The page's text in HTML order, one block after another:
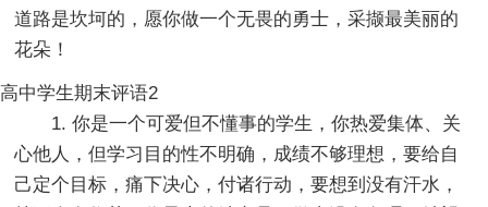
道路是坎坷的，愿你做一个无畏的勇士，采撷最美丽的
花朵！
高中学生期末评语2
1. 你是一个可爱但不懂事的学生，你热爱集体、关
心他人，但学习目的性不明确，成绩不够理想，要给自
己定个目标，痛下决心，付诸行动，要想到没有汗水，